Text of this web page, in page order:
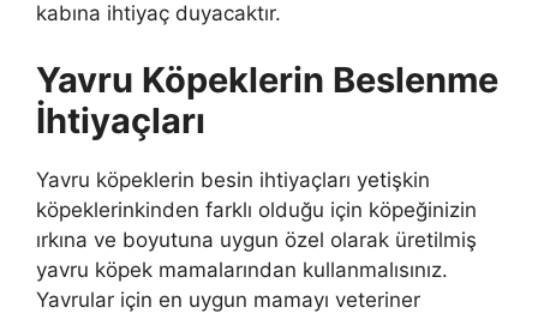
kabına ihtiyaç duyacaktır.
Yavru Köpeklerin Beslenme
İhtiyaçları
Yavru köpeklerin besin ihtiyaçları yetişkin
köpeklerinkinden farklı olduğu için köpeğinizin
ırkına ve boyutuna uygun özel olarak üretilmiş
yavru köpek mamalarından kullanmalısınız.
Yavrular için en uygun mamayı veteriner